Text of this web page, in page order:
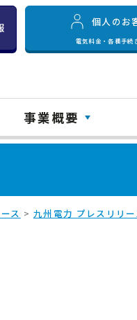
個人のお
電気料金・各種手続
事業概要
ス > 九州電力 プレスリリ